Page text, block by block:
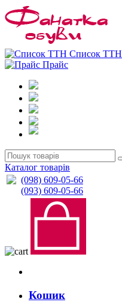
Список ТТН
Прайс
Каталог товарів
(098) 609-05-66
(093) 609-05-66
Кошик